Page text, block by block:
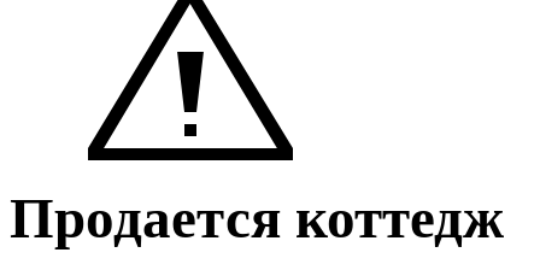
Продается коттедж